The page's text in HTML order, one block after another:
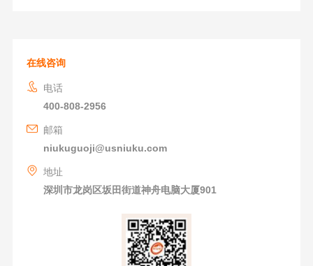
在线咨询
电话
400-808-2956
邮箱
niukuguoji@usniuku.com
地址
深圳市龙岗区坂田街道神舟电脑大厦901